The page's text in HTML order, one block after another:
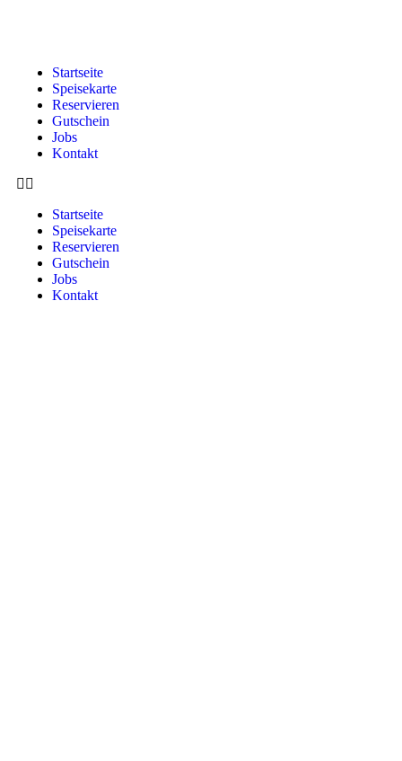
Startseite
Speisekarte
Reservieren
Gutschein
Jobs
Kontakt
Startseite
Speisekarte
Reservieren
Gutschein
Jobs
Kontakt